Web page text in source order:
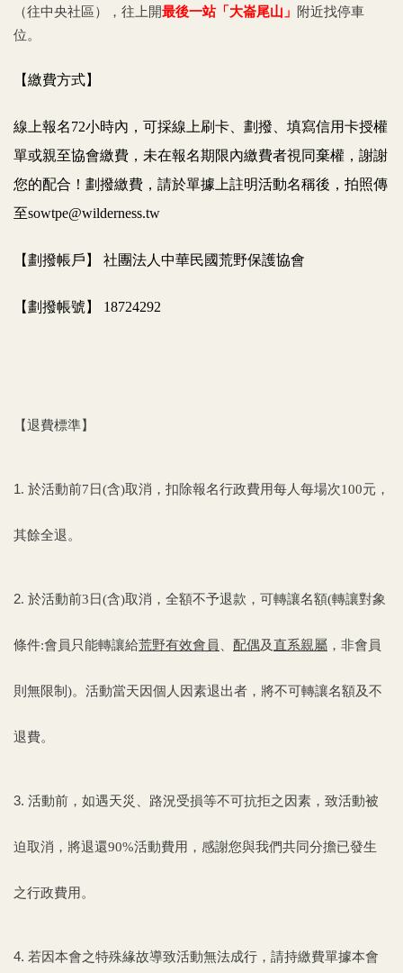
（往中央社區），往上開最後一站「大崙尾山」
附近找停車
位。
【繳費方式】
線上報名72小時內，可採線上刷卡、劃撥、填寫信用卡授權
單或親至協會繳費，未在報名期限內繳費者視同棄權，謝謝
您的配合！劃撥繳費，請於單據上註明活動名稱後，拍照傳
至sowtpe@wilderness.tw
【劃撥帳戶】 社團法人中華民國荒野保護協會
【劃撥帳號】 18724292
【退費標準】
1. 於活動前7日(含)取消，扣除報名行政費用每人每場次100元，
其餘全退。
2. 於活動前3日(含)取消，全額不予退款，可轉讓名額(轉讓對象
條件:會員只能轉讓給荒野有效會員 配偶及直系親屬 ，非會員
則無限制)。活動當天因個人因素退出者，將不可轉讓名額及不
退費。
3. 活動前，如遇天災、路況受損等不可抗拒之因素，致活動被
迫取消，將退還90%活動費用，感謝您與我們共同分擔已發生
之行政費用。
4. 若因本會之特殊緣故導致活動無法成行，請持繳費單據本會